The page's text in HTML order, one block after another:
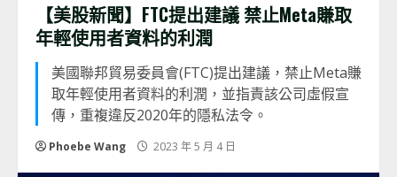
【美股新聞】FTC提出建議 禁止Meta賺取
年輕使用者資料的利潤
美國聯邦貿易委員會(FTC)提出建議，禁止Meta賺
取年輕使用者資料的利潤，並指責該公司虛假宣
傳，重複違反2020年的隱私法令。
Phoebe Wang 2023 年 5 月 4 日